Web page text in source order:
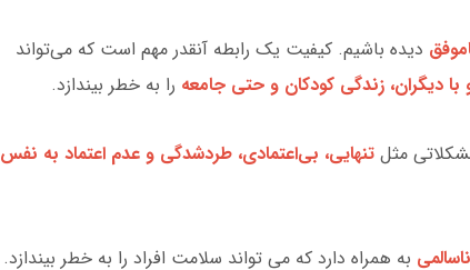
دیده باشیم. کیفیت یک رابطه آنقدر مهم است که می‌تواند
با دیگران، زندگی کودکان و حتی جامعه را به خطر بیندازد.
مثل تنهایی، بی‌اعتمادی، طردشدگی و عدم اعتماد به نفس
به همراه دارد که می تواند سلامت افراد را به خطر بیندازد.